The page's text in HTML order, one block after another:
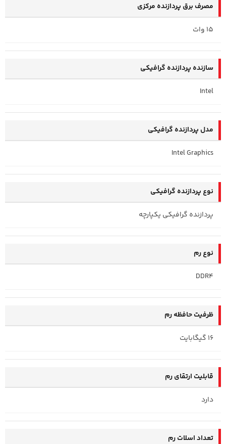
مصرف برق پردازنده مرکزی
15 وات
سازنده پردازنده گرافیکی
Intel
مدل پردازنده گرافیکی
Intel Graphics
نوع پردازنده گرافیکی
پردازنده گرافیکی یکپارچه
نوع رم
DDR4
ظرفیت حافظه رم
16 گیگابایت
قابلیت ارتقای رم
دارد
تعداد اسلات رم